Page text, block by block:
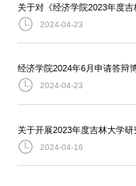
2024-04-23
经济学院2024年6月申请答辩
2024-04-23
关于开展2023年度吉林大学
2024-04-16